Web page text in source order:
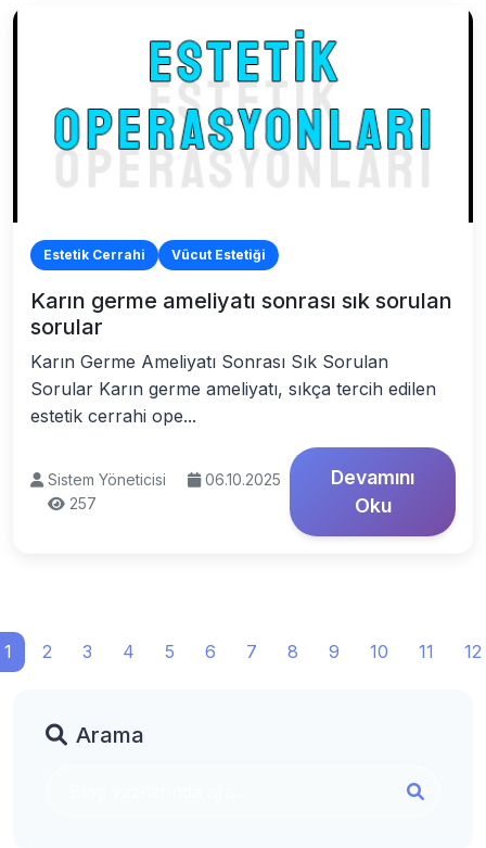
Estetik Cerrahi Vücut Estetiği
Karın germe ameliyatı sonrası sık sorulan
sorular
Karın Germe Ameliyatı Sonrası Sık Sorulan
Sorular Karın germe ameliyatı, sıkça tercih edilen
estetik cerrahi ope...
Sistem Yöneticisi
06.10.2025
257
Devamını
Oku
1 2 3 4 5 6 7 8 9 10 11 12
Arama